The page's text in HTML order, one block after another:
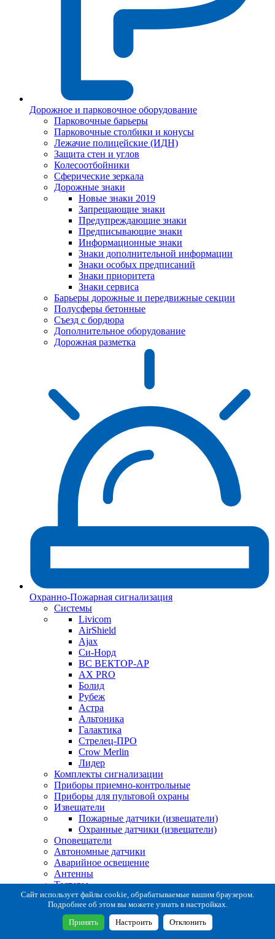
Дорожное и парковочное оборудование
Парковочные барьеры
Парковочные столбики и конусы
Лежачие полицейские (ИДН)
Защита стен и углов
Колесоотбойники
Сферические зеркала
Дорожные знаки
Новые знаки 2019
Запрещающие знаки
Предупреждающие знаки
Предписывающие знаки
Информационные знаки
Знаки дополнительной информации
Знаки особых предписаний
Знаки приоритета
Знаки сервиса
Барьеры дорожные и передвижные секции
Полусферы бетонные
Съезд с бордюра
Дополнительное оборудование
Дорожная разметка
Охранно-Пожарная сигнализация
Системы
Livicom
AirShield
Ajax
Си-Норд
ВС ВЕКТОР-АР
AX PRO
Болид
Рубеж
Астра
Альтоника
Галактика
Стрелец-ПРО
Crow Merlin
Лидер
Комплекты сигнализации
Приборы приемно-контрольные
Приборы для пультовой охраны
Извещатели
Пожарные датчики (извещатели)
Охранные датчики (извещатели)
Оповещатели
Автономные датчики
Аварийное освещение
Антенны
Тестеры
Система сбора извещений
Расходные и монтажные материалы
Коробки коммутационные
Кронштейны для извещателей
Сайт использует файлы cookie, обрабатываемые вашим браузером.
Подробнее об этом вы можете узнать в настройках.
Принять Настроить Отклонить